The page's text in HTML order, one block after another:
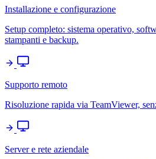
Installazione e configurazione
Setup completo: sistema operativo,
stampanti e backup.
Supporto remoto
Risoluzione rapida via TeamViewer,
Server e rete aziendale